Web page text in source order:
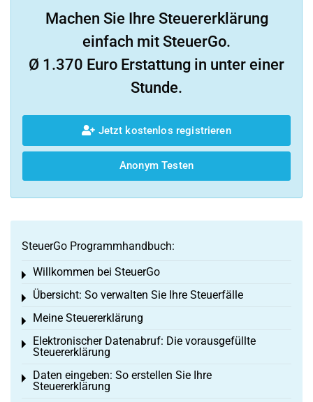
Machen Sie Ihre Steuererklärung
einfach mit SteuerGo.
Ø 1.370 Euro Erstattung in unter einer
Stunde.
Jetzt kostenlos registrieren
Anonym Testen
SteuerGo Programmhandbuch:
Willkommen bei SteuerGo
Toggle menu
Übersicht: So verwalten Sie Ihre Steuerfälle
Toggle menu
Meine Steuererklärung
Toggle menu
Elektronischer Datenabruf: Die vorausgefüllte
Steuererklärung
Toggle menu
Daten eingeben: So erstellen Sie Ihre
Steuererklärung
Toggle menu